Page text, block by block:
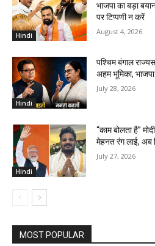
Hindi
भाजपा का बड़ा
पर टिप्पणी न करें
August 4, 2026
Hindi
पश्चिम बंगाल
अहम भूमिका,
July 28, 2026
Hindi
“काम बोलता है”
मेहनत रंग लाई, अब
July 27, 2026
MOST POPULAR